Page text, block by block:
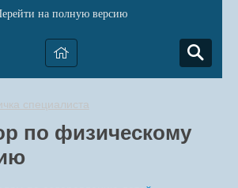
на полную версию
специалиста
по физическому